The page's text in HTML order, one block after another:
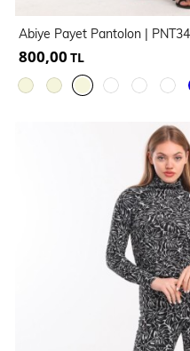
Abiye Payet Pantolon |
800,00 TL